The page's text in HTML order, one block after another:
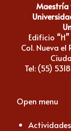
Maestría
Edificio
Col. Nueva
Tel: (55)
Open menu